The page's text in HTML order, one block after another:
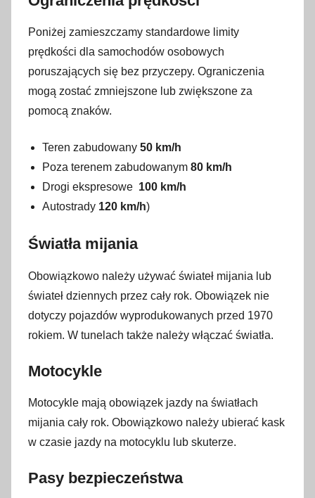
Poniżej zamieszczamy standardowe limity
prędkości dla samochodów osobowych
poruszających się bez przyczepy. Ograniczenia
mogą zostać zmniejszone lub zwiększone za
pomocą znaków.
Teren zabudowany 50 km/h
Poza terenem zabudowanym 80 km/h
Drogi ekspresowe 100 km/h
Autostrady 120 km/h)
Światła mijania
Obowiązkowo należy używać świateł mijania lub
świateł dziennych przez cały rok. Obowiązek nie
dotyczy pojazdów wyprodukowanych przed 1970
rokiem. W tunelach także należy włączać światła.
Motocykle
Motocykle mają obowiązek jazdy na światłach
mijania cały rok. Obowiązkowo należy ubierać kask
w czasie jazdy na motocyklu lub skuterze.
Pasy bezpieczeństwa